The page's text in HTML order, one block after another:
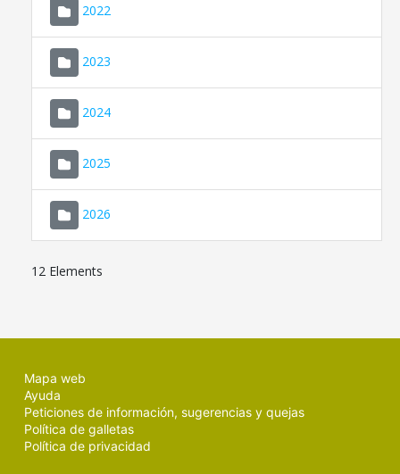
2022
2023
2024
2025
2026
12 Elements
Mapa web
Ayuda
Peticiones de información, sugerencias y quejas
Política de galletas
Política de privacidad